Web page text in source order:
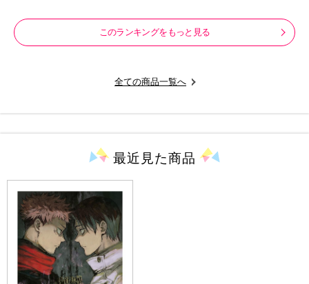
このランキングをもっと見る
全ての商品一覧へ
最近見た商品